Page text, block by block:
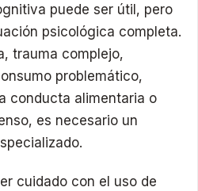
puede ser útil, pero
psicológica completa.
trauma complejo,
problemático,
conducta alimentaria o
es necesario un
cuidado con el uso de